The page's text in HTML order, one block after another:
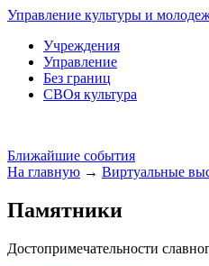
Управление культуры и
Учреждения
Управление
Без границ
СВОя культура
Ближайшие события
На главную → Виртуальные
Памятники
Достопримечательности